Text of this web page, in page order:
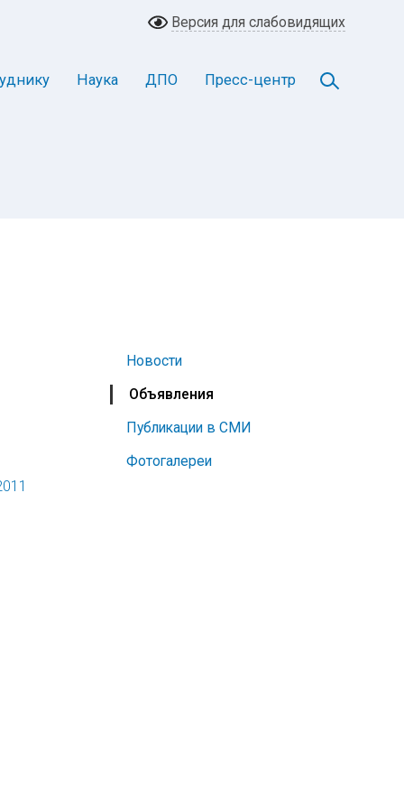
Версия для слабовидящих
Наука ДПО Пресс-центр
Новости
Объявления
Публикации в СМИ
Фотогалереи